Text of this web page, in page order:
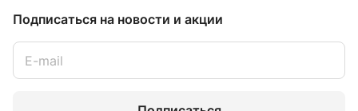
Подписаться на новости и акции